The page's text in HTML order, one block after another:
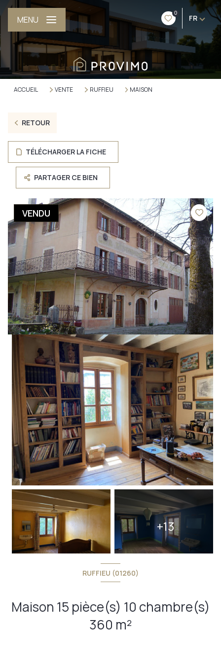
0
FR
MENU
ACCUEIL VENTE RUFFIEU MAISON
RETOUR
TÉLÉCHARGER LA FICHE
PARTAGER CE BIEN
VENDU
+13
RUFFIEU (01260)
Maison 15 pièce(s) 10 chambre(s)
360 m²